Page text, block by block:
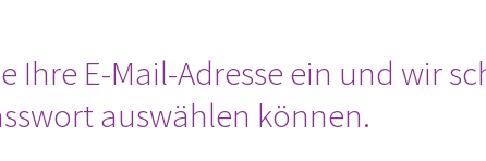
Ihre E-Mail-Adresse ein und wir
auswählen können.